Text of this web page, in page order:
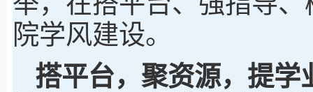
院学风建设。
搭平台，聚资源，提学